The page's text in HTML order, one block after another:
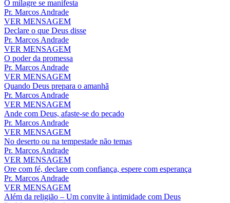
O milagre se manifesta
Pr. Marcos Andrade
VER MENSAGEM
Declare o que Deus disse
Pr. Marcos Andrade
VER MENSAGEM
O poder da promessa
Pr. Marcos Andrade
VER MENSAGEM
Quando Deus prepara o amanhã
Pr. Marcos Andrade
VER MENSAGEM
Ande com Deus, afaste-se do pecado
Pr. Marcos Andrade
VER MENSAGEM
No deserto ou na tempestade não temas
Pr. Marcos Andrade
VER MENSAGEM
Ore com fé, declare com confiança, espere com esperança
Pr. Marcos Andrade
VER MENSAGEM
Além da religião – Um convite à intimidade com Deus